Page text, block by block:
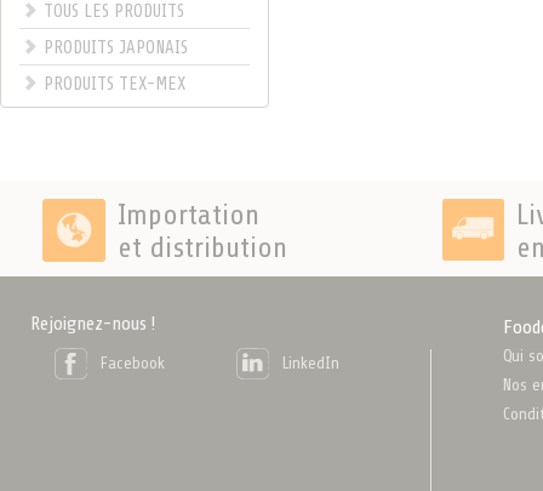
TOUS LES PRODUITS
PRODUITS JAPONAIS
PRODUITS TEX-MEX
Importation
et distribution
Rejoignez-nous !
Facebook LinkedIn
Qui
Nos